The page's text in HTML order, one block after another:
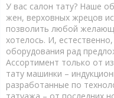
У вас салон тату? Наше
жен, верховных жрецов
позволить любой
хотелось. И,
оборудования рад
Ассортимент только от
тату машинки –
разработанные по